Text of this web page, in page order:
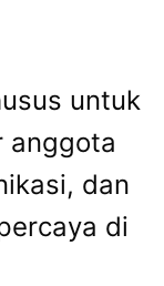
untuk
anggota
dan
di